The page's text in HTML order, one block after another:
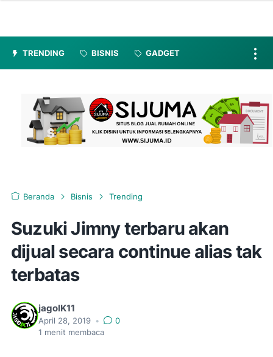
TRENDING BISNIS GADGET
Beranda Bisnis Trending
Suzuki Jimny terbaru akan
dijual secara continue alias tak
terbatas
jagoIK11
April 28, 2019 •
0
1 menit membaca